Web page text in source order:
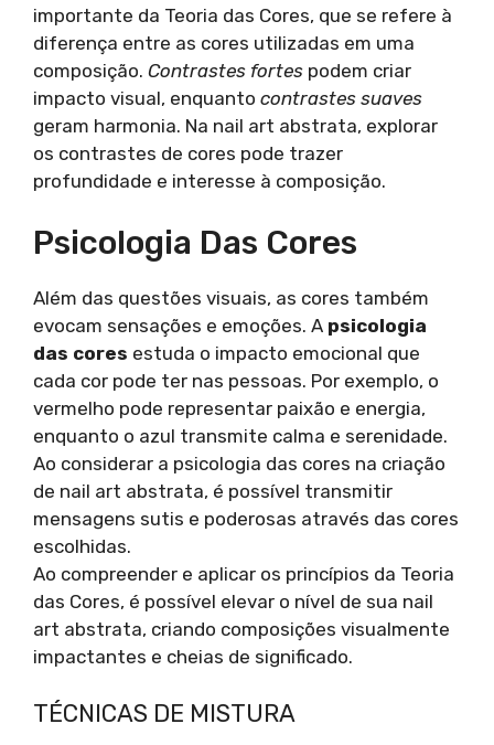
importante da Teoria das Cores, que se refere à
diferença entre as cores utilizadas em uma
composição. Contrastes fortes podem criar
impacto visual, enquanto contrastes suaves
geram harmonia. Na nail art abstrata, explorar
os contrastes de cores pode trazer
profundidade e interesse à composição.
Psicologia Das Cores
Além das questões visuais, as cores também
evocam sensações e emoções. A psicologia
das cores estuda o impacto emocional que
cada cor pode ter nas pessoas. Por exemplo, o
vermelho pode representar paixão e energia,
enquanto o azul transmite calma e serenidade.
Ao considerar a psicologia das cores na criação
de nail art abstrata, é possível transmitir
mensagens sutis e poderosas através das cores
escolhidas.
Ao compreender e aplicar os princípios da Teoria
das Cores, é possível elevar o nível de sua nail
art abstrata, criando composições visualmente
impactantes e cheias de significado.
TÉCNICAS DE MISTURA